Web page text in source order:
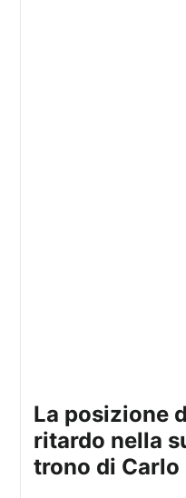
La posizione di Joy Behar sul
ritardo nella
trono di Carlo